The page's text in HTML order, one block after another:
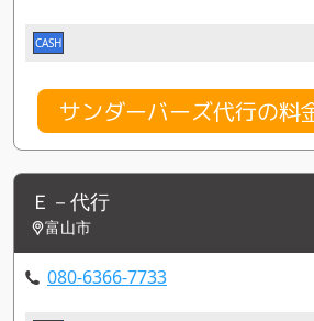
CASH
サンダーバーズ代行の料
Ｅ－代行
富山市
080-6366-7733